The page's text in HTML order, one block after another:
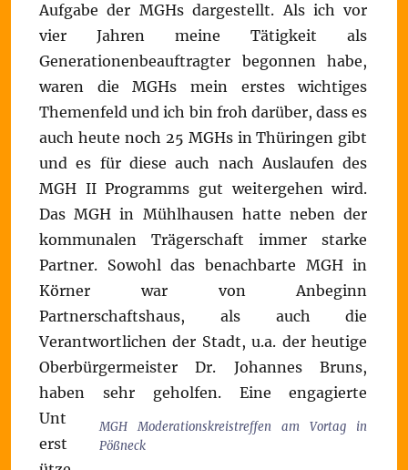
Aufgabe der MGHs dargestellt. Als ich vor
vier Jahren meine Tätigkeit als
Generationenbeauftragter begonnen habe,
waren die MGHs mein erstes wichtiges
Themenfeld und ich bin froh darüber, dass es
auch heute noch 25 MGHs in Thüringen gibt
und es für diese auch nach Auslaufen des
MGH II Programms gut weitergehen wird.
Das MGH in Mühlhausen hatte neben der
kommunalen Trägerschaft immer starke
Partner. Sowohl das benachbarte MGH in
Körner war von Anbeginn
Partnerschaftshaus, als auch die
Verantwortlichen der Stadt, u.a. der heutige
Oberbürgermeister Dr. Johannes Bruns,
haben sehr geholfen.
MGH Moderationskreistreffen am Vortag in
Pößneck
Eine engagierte
Unt
erst